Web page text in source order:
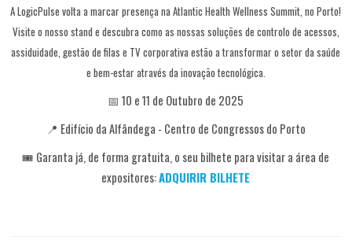
A LogicPulse volta a marcar presença na Atlantic Health Wellness Summit, no Porto!
Visite o nosso stand e descubra como as nossas soluções de controlo de acessos,
assiduidade, gestão de filas e TV corporativa estão a transformar o setor da saúde
e bem-estar através da inovação tecnológica.
📅 10 e 11 de Outubro de 2025
📍 Edifício da Alfândega - Centro de Congressos do Porto
🎟️ Garanta já, de forma gratuita, o seu bilhete para visitar a área de
expositores:ADQUIRIR BILHETE